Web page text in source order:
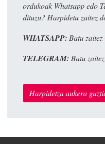
ordukoak Whatsapp edo
dituzu? Harpidetu zaitez
WHATSAPP: Batu zaitez
TELEGRAM: Batu zaitez
Harpidetza aukera